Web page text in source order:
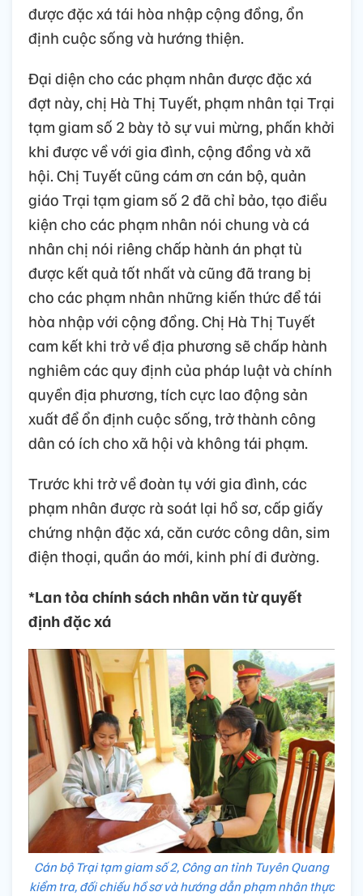
được đặc xá tái hòa nhập cộng đồng, ổn
định cuộc sống và hướng thiện.
Đại diện cho các phạm nhân được đặc xá
đợt này, chị Hà Thị Tuyết, phạm nhân tại Trại
tạm giam số 2 bày tỏ sự vui mừng, phấn khởi
khi được về với gia đình, cộng đồng và xã
hội. Chị Tuyết cũng cám ơn cán bộ, quản
giáo Trại tạm giam số 2 đã chỉ bảo, tạo điều
kiện cho các phạm nhân nói chung và cá
nhân chị nói riêng chấp hành án phạt tù
được kết quả tốt nhất và cũng đã trang bị
cho các phạm nhân những kiến thức để tái
hòa nhập với cộng đồng. Chị Hà Thị Tuyết
cam kết khi trở về địa phương sẽ chấp hành
nghiêm các quy định của pháp luật và chính
quyền địa phương, tích cực lao động sản
xuất để ổn định cuộc sống, trở thành công
dân có ích cho xã hội và không tái phạm.
Trước khi trở về đoàn tụ với gia đình, các
phạm nhân được rà soát lại hồ sơ, cấp giấy
chứng nhận đặc xá, căn cước công dân, sim
điện thoại, quần áo mới, kinh phí đi đường.
*Lan tỏa chính sách nhân văn từ quyết
định đặc xá
Cán bộ Trại tạm giam số 2, Công an tỉnh Tuyên Quang
kiểm tra, đối chiếu hồ sơ và hướng dẫn phạm nhân thực